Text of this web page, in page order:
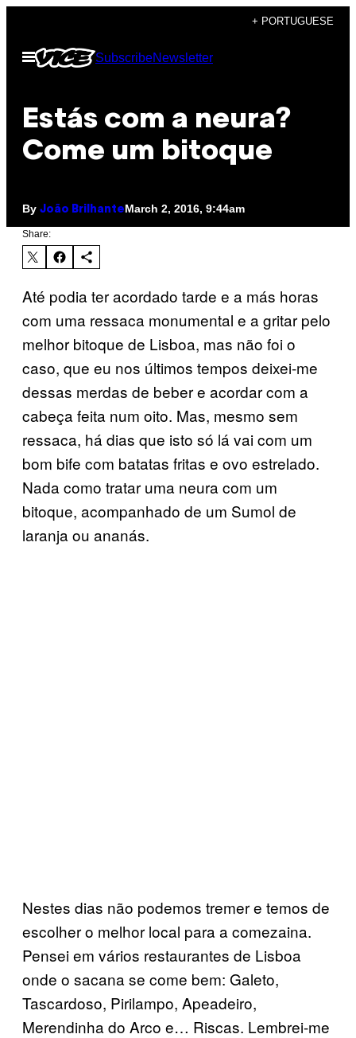
content
+ PORTUGUESE
Open
Menu
SubscribeNewsletter
​Estás com a neura?
Come um bitoque
By João BrilhanteMarch 2, 2016, 9:44am
Share:
Até podia ter acordado tarde e a más horas
com uma ressaca monumental e a gritar pelo
melhor bitoque de Lisboa, mas não foi o
caso, que eu nos últimos tempos deixei-me
dessas merdas de beber e acordar com a
cabeça feita num oito. Mas, mesmo sem
ressaca, há dias que isto só lá vai com um
bom bife com batatas fritas e ovo estrelado.
Nada como tratar uma neura com um
bitoque, acompanhado de um Sumol de
laranja ou ananás.
Nestes dias não podemos tremer e temos de
escolher o melhor local para a comezaina.
Pensei em vários restaurantes de Lisboa
onde o sacana se come bem: Galeto,
Tascardoso, Pirilampo, Apeadeiro,
Merendinha do Arco e… Riscas. Lembrei-me